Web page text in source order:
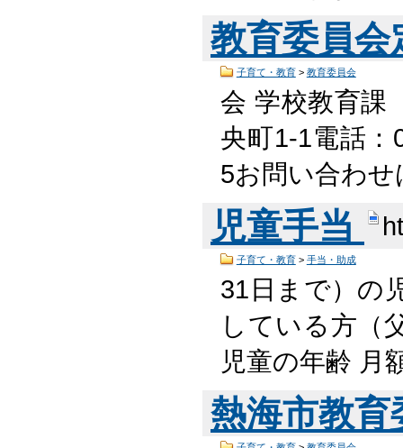
教育委員
子育て・教育> 教育委員会
会 学校教育
央町1-1電話
5お問い合わ
児童手当
子育て・教育> 手当・助成
31日まで）の
している方（
児童の年齢 月
熱海市教